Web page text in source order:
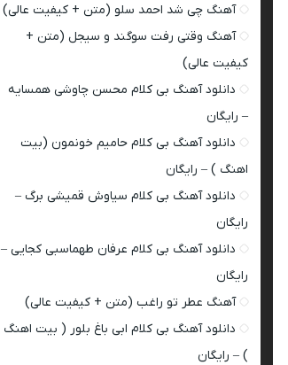
آهنگ چی شد احمد سلو (متن + کیفیت عالی)
آهنگ وقتی رفت سوگند و سیجل (متن +
کیفیت عالی)
دانلود آهنگ بی کلام محسن چاوشی همسایه
– رایگان
دانلود آهنگ بی کلام حامیم خونمون (بیت
اهنگ ) – رایگان
دانلود آهنگ بی کلام سیاوش قمیشی برگ –
رایگان
دانلود آهنگ بی کلام عرفان طهماسبی کجایی –
رایگان
آهنگ عطر تو راغب (متن + کیفیت عالی)
دانلود آهنگ بی کلام ابی باغ بلور ( بیت اهنگ
) – رایگان